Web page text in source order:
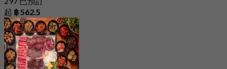
起 ฿ 562.5